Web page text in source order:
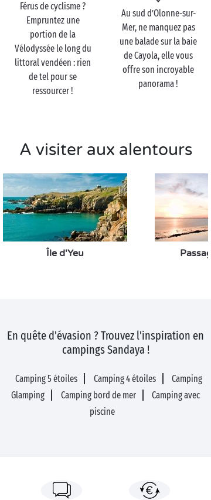
Au détour des sentiers, installez-vous en amoureux
sur l’une des aires de pique-nique vous invitant à
unehalte gourmandeen plein air. En bordure de
forêt, vous profitez d’un accès direct aux plages
d’Olonne-sur-Mer, dont les vagues vous invitent à
piquer une tête rafraîchissante !
Férus de cyclisme ?
Empruntez une
portion de la
Vélodyssée le long du
littoral vendéen : rien
de tel pour se
ressourcer !
Au sud d’Olonne-sur-
Mer, ne manquez pas
une balade sur la baie
de Cayola, elle vous
offre son incroyable
panorama !
A visiter aux alentours
Île d'Yeu
En quête d'évasion ? Trouvez l'inspiration en
campings Sandaya !
Camping 5 étoiles Camping 4 étoiles
Camping
Glamping
Camping bord de mer
Camping avec
piscine